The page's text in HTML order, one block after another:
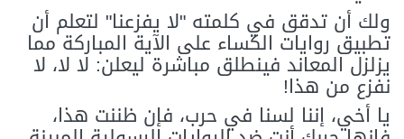
ولك أن تدقق في كلمته "لا يفزعنا" لتعلم أن
تطبيق روايات الكساء على الآية المباركة مما
يزلزل المعاند فينطلق مباشرة ليعلن: لا لا، لا
نفزع من هذا!
يا أخي، إننا لسنا في حرب، فإن ظننت هذا،